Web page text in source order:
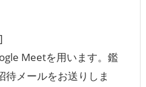
Meetを用います。鑑
待メールをお送りしま